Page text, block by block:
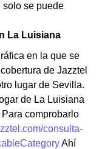
solo se puede
La Luisiana
en la que se
de Jazztel
lugar de Sevilla.
de La Luisiana
comprobarlo
consulta-
Ahí